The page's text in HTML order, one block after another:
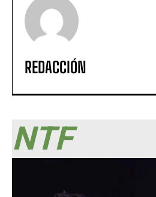
REDACCIÓN
NTF